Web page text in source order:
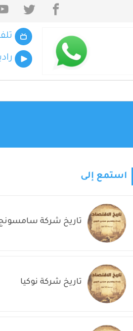
استمع إلى
تاريخ شركة
تاريخ شركة نوكيا